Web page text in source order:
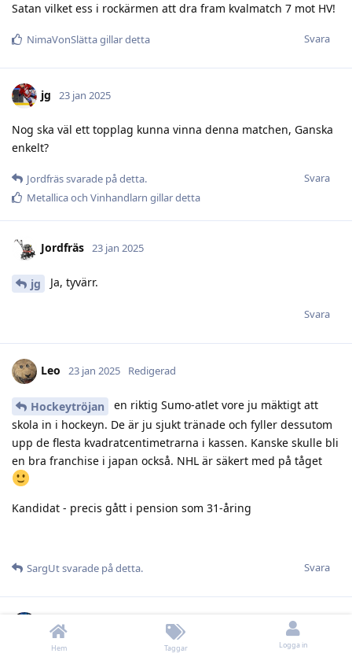
Satan vilket ess i rockärmen att dra fram kvalmatch 7 mot HV!
Svara
NimaVonSlättagillar detta
jg 23 jan 2025
Nog ska väl ett topplag kunna vinna denna matchen, Ganska
enkelt?
Svara
Jordfrässvarade på detta.
Metallicaoch Vinhandlarn gillar detta
Jordfräs 23 jan 2025
jg Ja, tyvärr.
Svara
Leo 23 jan 2025 Redigerad
Hockeytröjan
en riktig Sumo-atlet vore ju mäktigt att
skola in i hockeyn. De är ju sjukt tränade och fyller dessutom
upp de flesta kvadratcentimetrarna i kassen. Kanske skulle bli
en bra franchise i japan också. NHL är säkert med på tåget
Kandidat - precis gått i pension som 31-åring
Hem Taggar Logga in